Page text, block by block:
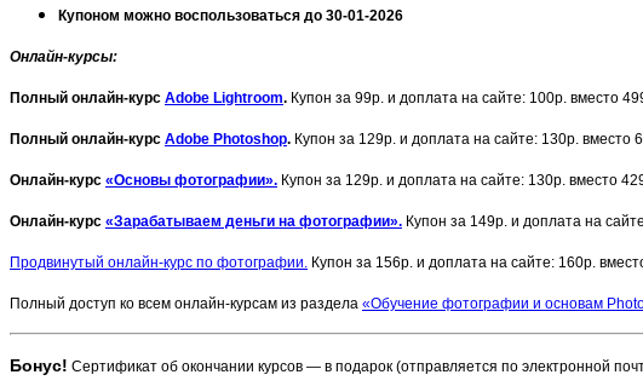
Купоном можно воспользоваться до 30-01-2026
Онлайн-курсы:
Полный онлайн-курс Adobe Lightroom. Купон за 99р. и доплата на сайте: 100р. вместо
Полный онлайн-курс Adobe Photoshop. Купон за 129р. и доплата на сайте: 130р. вместо
Онлайн-курс «Основы фотографии». Купон за 129р. и доплата на сайте: 130р. вместо
Онлайн-курс «Зарабатываем деньги на фотографии». Купон за 149р. и доплата на
Продвинутый онлайн-курс по фотографии. Купон за 156р. и доплата на сайте: 160р.
Полный доступ ко всем онлайн-курсам из раздела «Обучение фотографии и основам
Бонус! Сертификат об окончании курсов — в подарок (отправляется по электронной